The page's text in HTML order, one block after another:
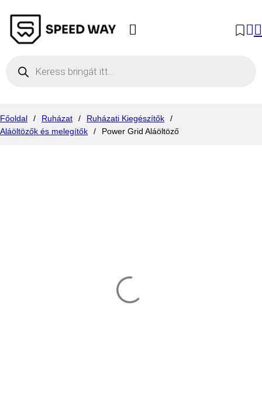
Főoldal / Ruházat / Ruházati Kiegészítők
/
Aláöltözők és melegítők
/ Power Grid Aláöltöző